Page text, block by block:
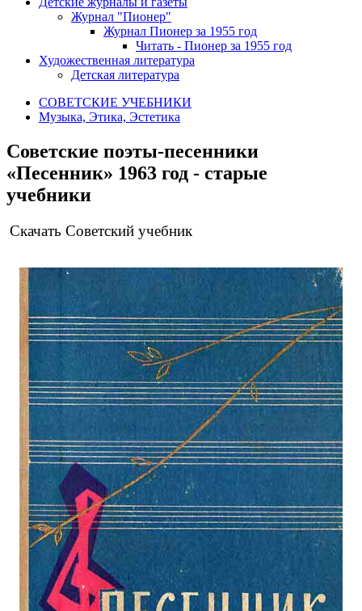
Журнал "Пионер"
Журнал Пионер за 1955 год
Читать - Пионер за 1955 год
Художественная литература
Детская литература
СОВЕТСКИЕ УЧЕБНИКИ
Музыка, Этика, Эстетика
Советские поэты-песенники
«Песенник» 1963 год - старые
учебники
Скачать Советский учебник